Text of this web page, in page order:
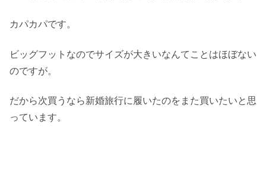
カパカパです。
ビッグフットなのでサイズが大きいなんてことはほぼない
のですが。
だから次買うなら新婚旅行に履いたのをまた買いたいと思
っています。